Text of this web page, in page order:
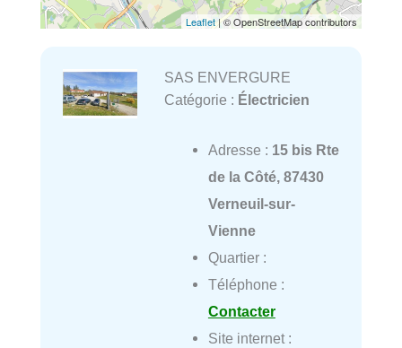
Leaflet| © OpenStreetMap contributors
SAS ENVERGURE
Catégorie : Électricien
Adresse : 15 bis Rte
de la Côté, 87430
Verneuil-sur-
Vienne
Quartier :
Téléphone :
Contacter
Site internet :